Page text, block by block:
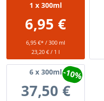
1 x 300ml
6,95 €
6,95 €* / 300 ml
23,20 € / 1 l
6 x 300ml
37,50 €
-10%